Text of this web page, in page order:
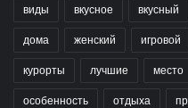
виды вкусное вкусный
дома женский игровой
курорты лучшие место
особенность отдыха